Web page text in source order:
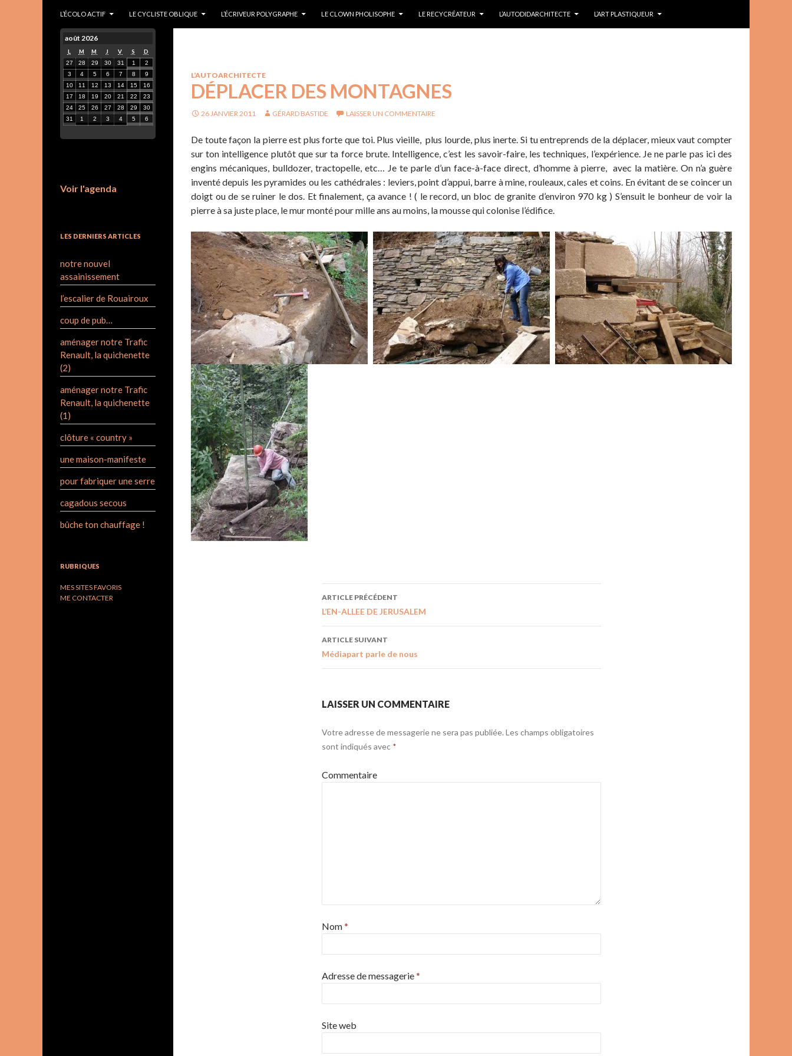
Gérard Bastide
L’ÉCOLO ACTIF LE CYCLISTE OBLIQUE L’ÉCRIVEUR POLYGRAPHE LE CLOWN PHOLISOPHE LE RECYCRÉATEUR L’AUTODIDARCHITECTE L’ART PLASTIQUEUR
L’AUTOARCHITECTE
DÉPLACER DES MONTAGNES
26 JANVIER 2011 GÉRARD BASTIDE LAISSER UN COMMENTAIRE
De toute façon la pierre est plus forte que toi. Plus vieille, plus lourde, plus inerte. Si tu entreprends de la déplacer, mieux vaut compter
sur ton intelligence plutôt que sur ta force brute. Intelligence, c’est les savoir-faire, les techniques, l’expérience. Je ne parle pas ici des
engins mécaniques, bulldozer, tractopelle, etc… Je te parle d’un face-à-face direct, d’homme à pierre, avec la matière. On n’a guère
inventé depuis les pyramides ou les cathédrales : leviers, point d’appui, barre à mine, rouleaux, cales et coins. En évitant de se coincer un
doigt ou de se ruiner le dos. Et finalement, ça avance ! ( le record, un bloc de granite d’environ 970 kg ) S’ensuit le bonheur de voir la
pierre à sa juste place, le mur monté pour mille ans au moins, la mousse qui colonise l’édifice.
ARTICLE PRÉCÉDENT
L’EN-ALLEE DE JERUSALEM
ARTICLE SUIVANT
Médiapart parle de nous
LAISSER UN COMMENTAIRE
Votre adresse de messagerie ne sera pas publiée. Les champs obligatoires
sont indiqués avec *
Commentaire
Nom*
Adresse de messagerie*
Site web
août 2026
L M M J V S
D
27
28 29 30 31 1
2
3
4 5 6 7 8
9
10
11 12 13 14 15
16
17
18 19 20 21 22
23
24
25 26 27 28 29
30
31
1 2 3 4 5 6
Voir l'agenda
LES DERNIERS ARTICLES
notre nouvel
assainissement
l’escalier de Rouairoux
coup de pub…
aménager notre Trafic
Renault, la quichenette
(2)
aménager notre Trafic
Renault, la quichenette
(1)
clôture « country »
une maison-manifeste
pour fabriquer une serre
cagadous secous
bûche ton chauffage !
RUBRIQUES
MES SITES FAVORIS
ME CONTACTER